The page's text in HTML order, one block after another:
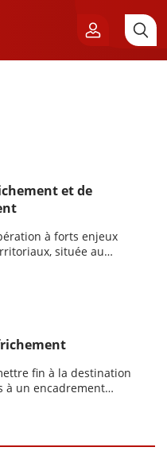
et de
à forts enjeux
située au
fin à la destination
à un encadrement